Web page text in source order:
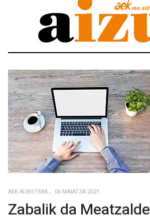
AEK ALBISTEAK 06 MAIATZA 2021
Zabalik da